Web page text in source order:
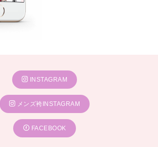
INSTAGRAM
メンズ袴INSTAGRAM
FACEBOOK